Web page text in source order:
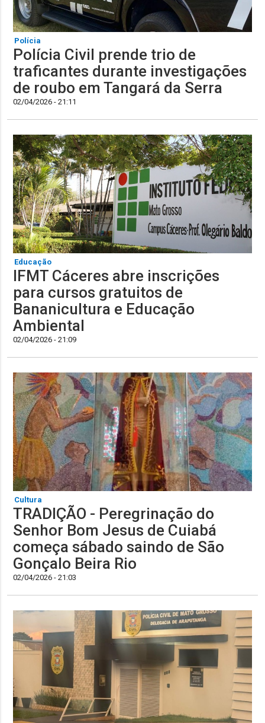
Polícia
Polícia Civil prende trio de
traficantes durante investigações
de roubo em Tangará da Serra
02/04/2026 - 21:11
Educação
IFMT Cáceres abre inscrições
para cursos gratuitos de
Bananicultura e Educação
Ambiental
02/04/2026 - 21:09
Cultura
TRADIÇÃO - Peregrinação do
Senhor Bom Jesus de Cuiabá
começa sábado saindo de São
Gonçalo Beira Rio
02/04/2026 - 21:03